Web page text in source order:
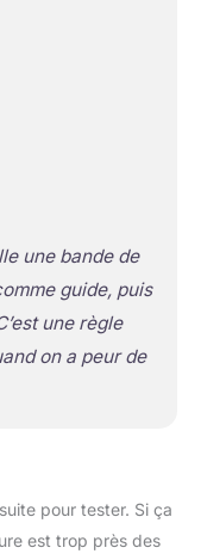
de mousse
l'abrasion
amovible
durabilité et
une bande de
guide, puis
une règle
on a peur de
pour tester. Si ça
est trop près des